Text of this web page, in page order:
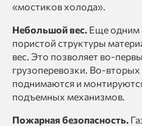
«мостиков холода».
Небольшой вес. Еще одним
пористой структуры
вес. Это позволяет во-
грузоперевозки. Во-
поднимаются и
подъемных механизмов.
Пожарная безопасность.